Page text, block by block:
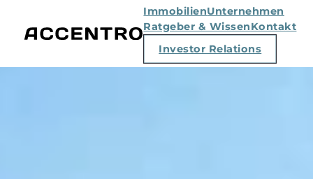
ImmobilienUnternehmen
Ratgeber & WissenKontakt
Investor Relations